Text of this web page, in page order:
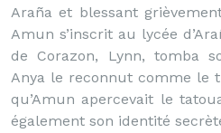
Araña et blessant
Amun s’inscrit au lycée
de Corazon, Lynn, tomba
Anya le reconnut comme le
qu’Amun apercevait le
également son identité